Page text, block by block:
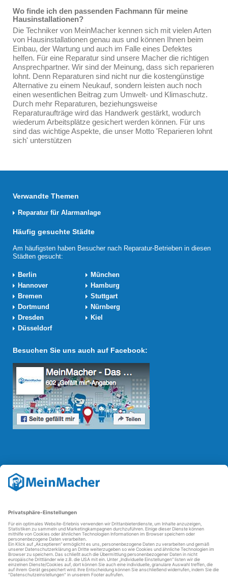
Wo finde ich den passenden Fachmann für meine
Hausinstallationen?
Die Techniker von MeinMacher kennen sich mit vielen Arten
von Hausinstallationen genau aus und können Ihnen beim
Einbau, der Wartung und auch im Falle eines Defektes
helfen. Für eine Reparatur sind unsere Macher die richtigen
Ansprechpartner. Wir sind der Meinung, dass sich reparieren
lohnt. Denn Reparaturen sind nicht nur die kostengünstige
Alternative zu einem Neukauf, sondern leisten auch noch
einen wesentlichen Beitrag zum Umwelt- und Klimaschutz.
Durch mehr Reparaturen, beziehungsweise
Reparaturaufträge wird das Handwerk gestärkt, wodurch
wiederum Arbeitsplätze gesichert werden können. Für uns
sind das wichtige Aspekte, die unser Motto 'Reparieren lohnt
sich' unterstützen
Verwandte Themen
Reparatur für Alarmanlage
Häufig gesuchte Städte
Am häufigsten haben Besucher nach Reparatur-Betrieben in diesen
Städten gesucht:
Berlin
München
Hannover
Hamburg
Bremen
Stuttgart
Dortmund
Nürnberg
Dresden
Kiel
Düsseldorf
Besuchen Sie uns auch auf Facebook:
Reparatur Revolution
Mit derReparatur-Revolution
Reparaturbedingungen in Deutschland: Für Produkte, die sich gut
reparierenden Betriebe und des Reparatur-Know-hows in
Deutschland.
Weitere Informationen
FAQ - häufig gestellte Fragen
Partner werden
Über uns